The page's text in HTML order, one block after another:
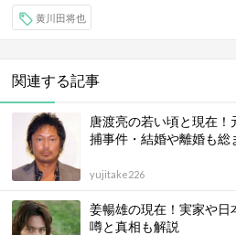
黄川田将也
関連する記事
唐渡亮の若い頃と現在
捕事件・結婚や離婚も総
yujitake226
姜暢雄の現在！実家や日
噂と真相も解説